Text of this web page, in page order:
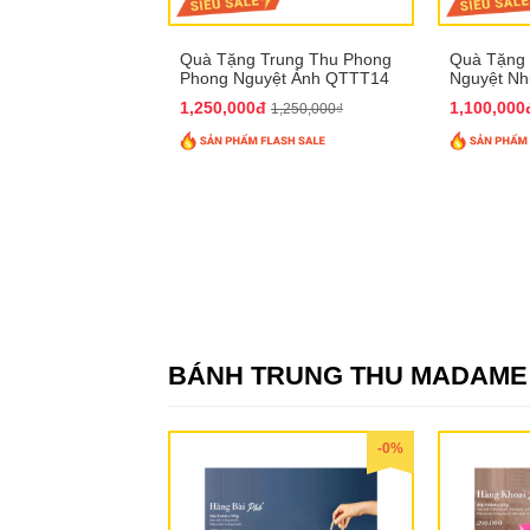
Quà Tặng Trung Thu Phong
Phong Nguyệt Ảnh QTTT14
1,250,000đ 1,250,000₫
Quà Tặng
Nguyệt
BÁNH TRUNG THU
-0%